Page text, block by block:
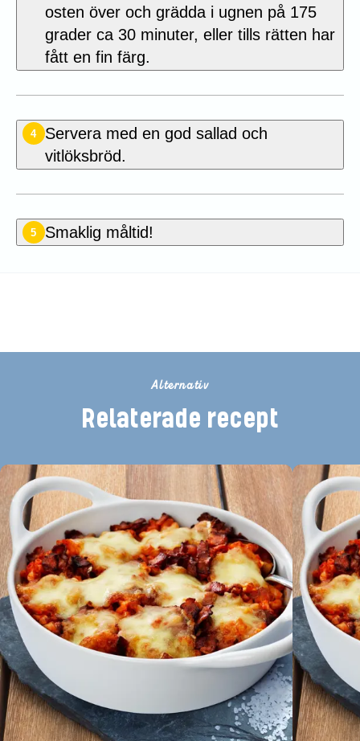
osten över och grädda i ugnen på 175
grader ca 30 minuter, eller tills rätten har
fått en fin färg.
4
Servera med en god sallad och
vitlöksbröd.
5 Smaklig måltid!
Alternativ
Relaterade recept